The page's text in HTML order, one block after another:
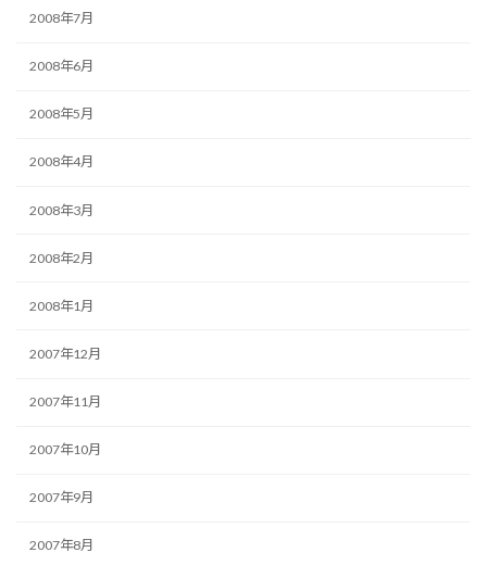
2008年7月
2008年6月
2008年5月
2008年4月
2008年3月
2008年2月
2008年1月
2007年12月
2007年11月
2007年10月
2007年9月
2007年8月